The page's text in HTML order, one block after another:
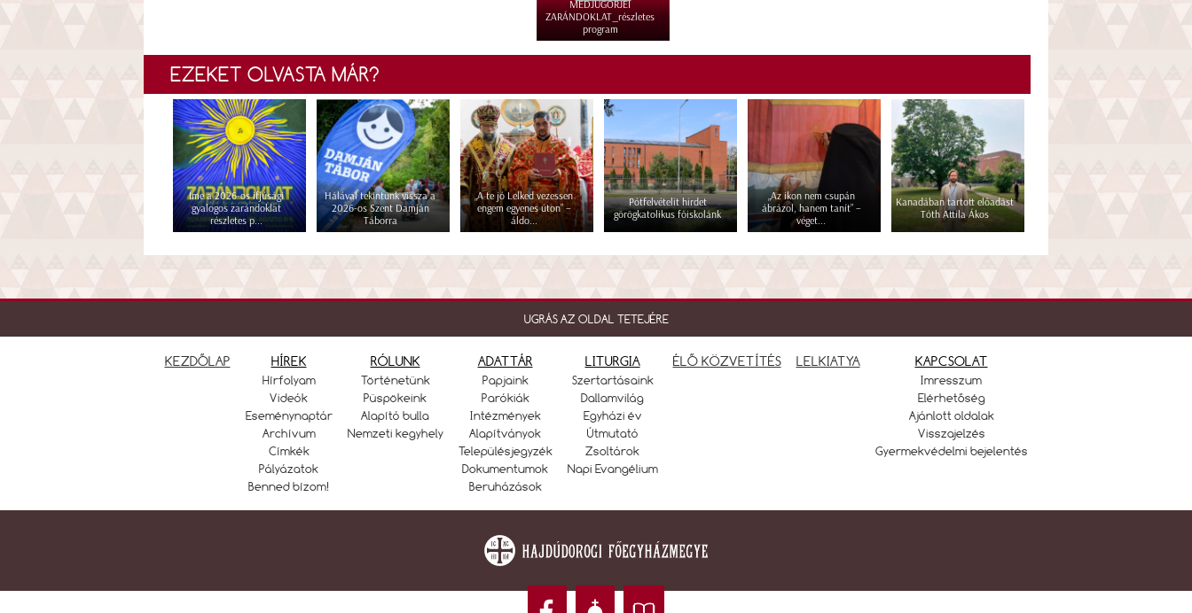
MEDJUGORJEI
ZARÁNDOKLAT_részletes
program
EZEKET OLVASTA MÁR?
Íme a 2026-os ifjúsági
gyalogos zarándoklat
részletes p...
Hálával tekintünk vissza a
2026-os Szent Damján
Táborra
„A te jó Lelked vezessen
engem egyenes úton” –
áldo...
Pótfelvételit hirdet
görögkatolikus főiskolánk
„Az ikon nem csupán
ábrázol, hanem tanít” –
véget...
Kanadában tartott előadást
Tóth Attila Ákos
UGRÁS AZ OLDAL TETEJÉRE
KEZDŐLAP HÍREK
Hírfolyam
Videók
Eseménynaptár
Archívum
Címkék
Pályázatok
Benned bízom!
RÓLUNK
Történetünk
Püspökeink
Alapító bulla
Nemzeti kegyhely
ADATTÁR
Papjaink
Parókiák
Intézmények
Alapítványok
Településjegyzék
Dokumentumok
Beruházások
LITURGIA
Szertartásaink
Dallamvilág
Egyházi év
Útmutató
Zsoltárok
Napi Evangélium
ÉLŐ KÖZVETÍTÉS LELKIATYA KAPCSOLAT
Imresszum
Elérhetőség
Ajánlott oldalak
Visszajelzés
Gyermekvédelmi bejelentés